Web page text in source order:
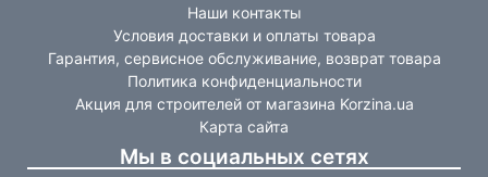
Наши контакты
Условия доставки и оплаты товара
Гарантия, сервисное обслуживание, возврат товара
Политика конфиденциальности
Акция для строителей от магазина Korzina.ua
Карта сайта
Мы в социальных сетях